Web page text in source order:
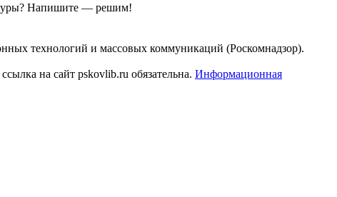
Напишите — решим!
технологий и массовых коммуникаций (Роскомнадзор).
на сайт pskovlib.ru обязательна. Информационная